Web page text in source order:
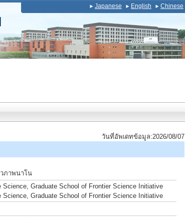
Japanese English Chinese
วันที่อัพเดทข้อมูล:2026/08/07
ภาพนาโน
Science, Graduate School of Frontier Science Initiative
Science, Graduate School of Frontier Science Initiative